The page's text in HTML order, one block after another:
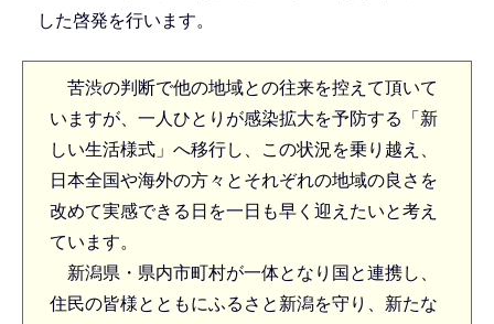
した啓発を行います。
苦渋の判断で他の地域との往来を控えて頂いて
いますが、一人ひとりが感染拡大を予防する「新
しい生活様式」へ移行し、この状況を乗り越え、
日本全国や海外の方々とそれぞれの地域の良さを
改めて実感できる日を一日も早く迎えたいと考え
ています。
新潟県・県内市町村が一体となり国と連携し、
住民の皆様とともにふるさと新潟を守り、新たな